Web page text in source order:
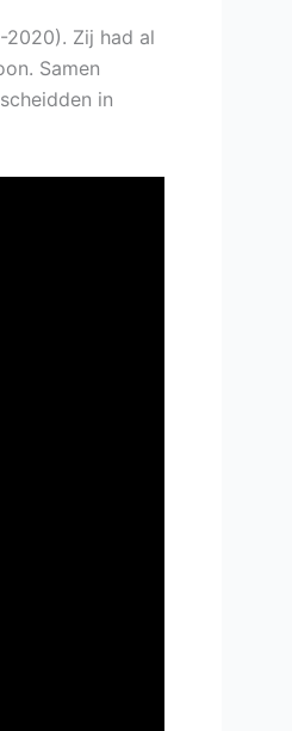
2020). Zij had al
Samen
in